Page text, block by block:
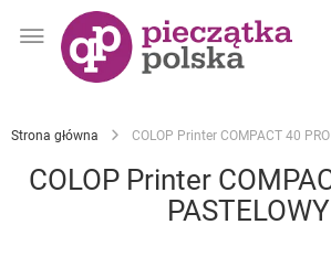
do
Strona główna COLOP Printer COMPACT 40
COLOP Printer
PASTELOWY